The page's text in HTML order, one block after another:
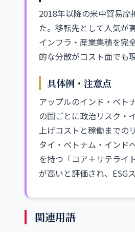
2018年以降の米中貿易摩
た。移転先として人気が
インフラ・産業集積を完
的な分散がコスト面でも
具体例・注意点
アップルのインド・ベト
の国ごとに政治リスク・
上げコストと稼働までの
タイ・ベトナム・インド
を持つ「コア＋サテライ
が高いと評価され、ESG
関連用語